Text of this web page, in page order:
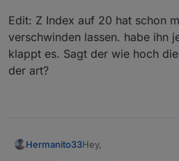
Edit: Z Index auf 20 hat schon
verschwinden lassen. habe ihn
klappt es. Sagt der wie hoch
der art?
Hermanito33Hey,